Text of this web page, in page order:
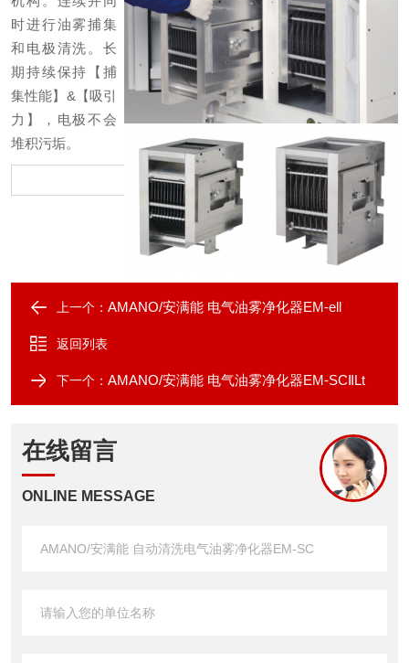
时进行油雾捕集
和电极清洗。 长
期持续保持【捕
集性能】&【吸引
力】，电极不会
堆积污垢。
上一个： AMANO/安满能 电气油雾净化器EM-ell
返回列表
下一个： AMANO/安满能 电气油雾净化器EM-SCⅡLt
在线留言
ONLINE MESSAGE